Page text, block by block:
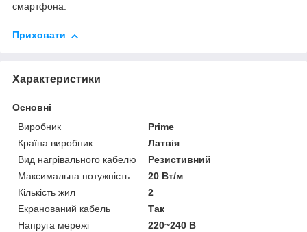
смартфона.
Приховати
Характеристики
Основні
Виробник
Prime
Країна виробник
Латвія
Вид нагрівального кабелю
Резистивний
Максимальна потужність
20 Вт/м
Кількість жил
2
Екранований кабель
Так
Напруга мережі
220~240 В